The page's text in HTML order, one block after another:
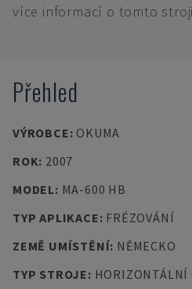
více informací o tomto
Přehled
VÝROBCE: OKUMA
ROK: 2007
MODEL: MA-600 HB
TYP APLIKACE: FRÉZOVÁNÍ
ZEMĚ UMÍSTĚNÍ: NĚMECKO
TYP STROJE: HORIZONTÁLNÍ